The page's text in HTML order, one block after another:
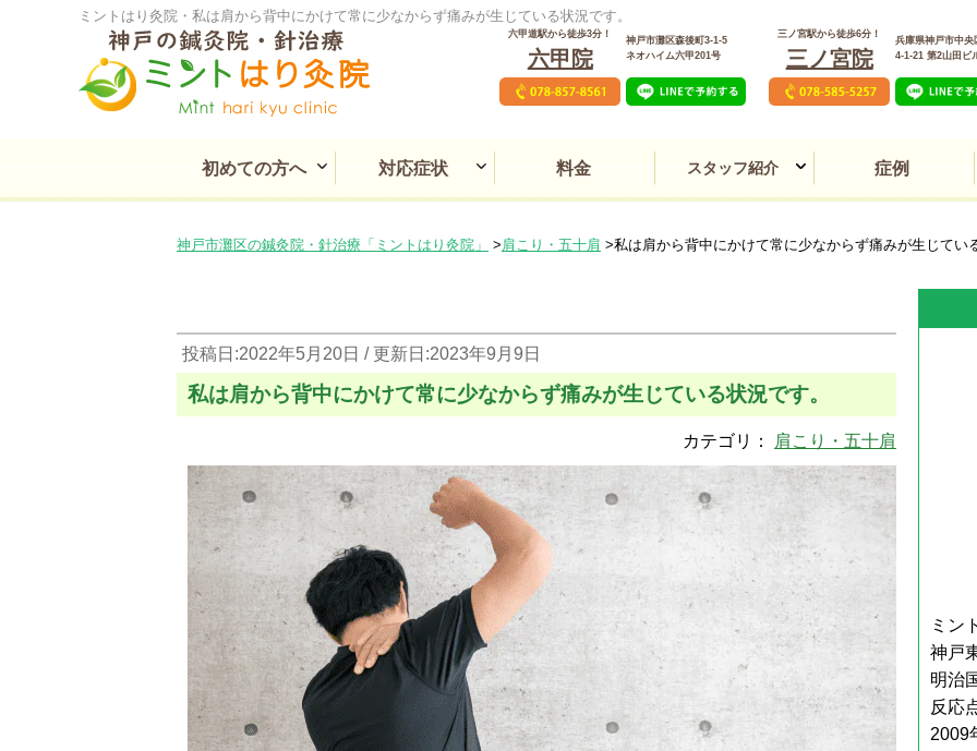
ミントはり灸院・私は肩から背中にかけて常に少なからず痛みが生じている状況です。
六甲道駅から徒歩3分！
六甲院
神戸市灘区森後町3-1-5
ネオハイム六甲201号
三ノ宮駅から徒歩6分！
三ノ宮院
兵庫県神戸市中央
4‐1‐21 第2山田ビ
初めての方へ 対応症状 料金 スタッフ紹介 症例
神戸市灘区の鍼灸院・針治療「ミントはり灸院」 肩こり・五十肩 私は肩から背中にかけて常に少なからず痛みが生じてい
投稿日:2022年5月20日 / 更新日:2023年9月9日
私は肩から背中にかけて常に少なからず痛みが生じている状況です。
カテゴリ： 肩こり・五十肩
ミン
神戸
明治
反応
2009